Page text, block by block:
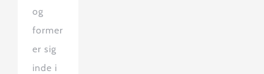
og
former
er sig
inde i